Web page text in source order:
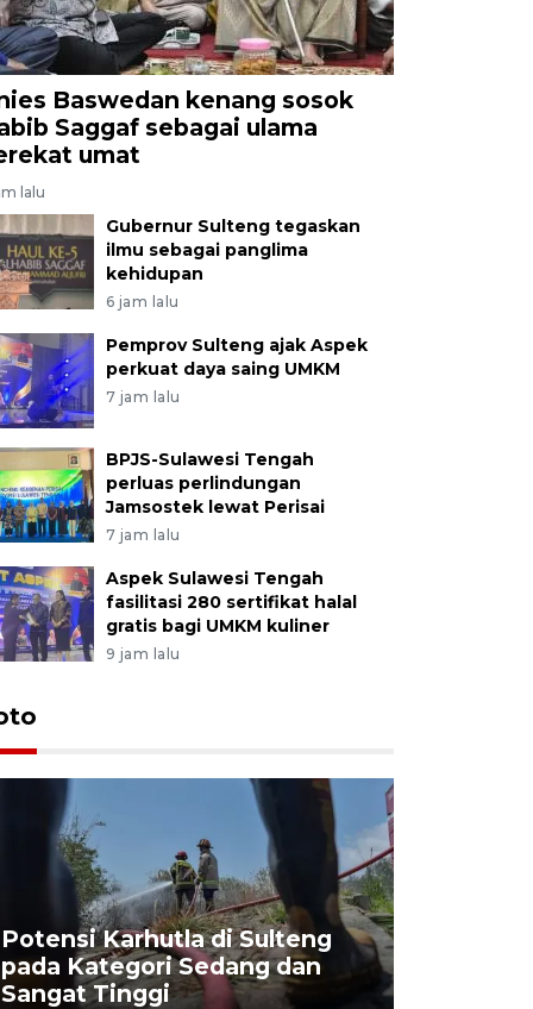
Baswedan kenang sosok
Saggaf sebagai ulama
umat
lalu
Gubernur Sulteng tegaskan
ilmu sebagai panglima
kehidupan
6 jam lalu
Pemprov Sulteng ajak Aspek
perkuat daya saing UMKM
7 jam lalu
BPJS-Sulawesi Tengah
perluas perlindungan
Jamsostek lewat Perisai
7 jam lalu
Aspek Sulawesi Tengah
fasilitasi 280 sertifikat halal
gratis bagi UMKM kuliner
9 jam lalu
Potensi Karhutla di Sulteng
pada Kategori Sedang dan
Sangat Tinggi